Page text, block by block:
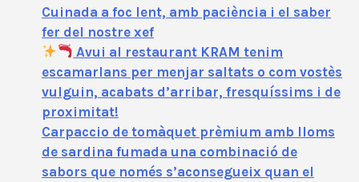
Cuinada a foc lent, amb paciència i el saber
fer del nostre xef
Avui al restaurant KRAM tenim
escamarlans per menjar saltats o com vostès
vulguin, acabats d’arribar, fresquíssims i de
proximitat!
Carpaccio de tomàquet prèmium amb lloms
de sardina fumada una combinació de
sabors que només s’aconsegueix quan el